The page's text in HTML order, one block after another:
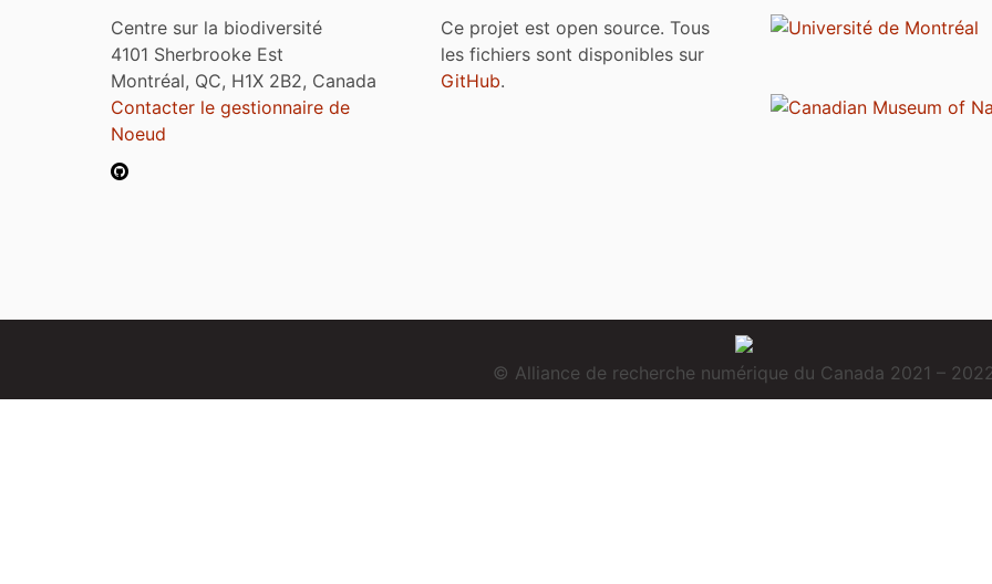
Centre sur la biodiversité
4101 Sherbrooke Est
Montréal, QC, H1X 2B2, Canada
Contacter le gestionnaire de
Noeud
Ce projet est open source. Tous
les fichiers sont disponibles sur
GitHub.
© Alliance de recherche numérique du Canada 2021 –